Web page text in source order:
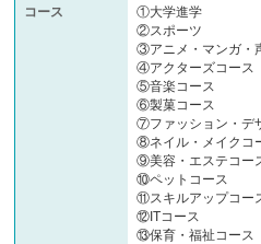
コース
①大学進学
②スポーツ
③アニメ・マンガ・
④アクターズコース
⑤音楽コース
⑥製菓コース
⑦ファッション・デ
⑧ネイル・メイクコ
⑨美容・エステコー
⑩ペットコース
⑪スキルアップコー
⑫ITコース
⑬保育・福祉コース